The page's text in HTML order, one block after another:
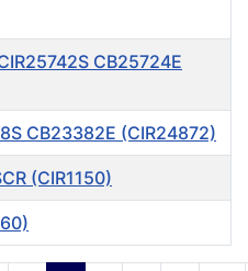
CB25724E
CB23382E (CIR24872)
(CIR1150)